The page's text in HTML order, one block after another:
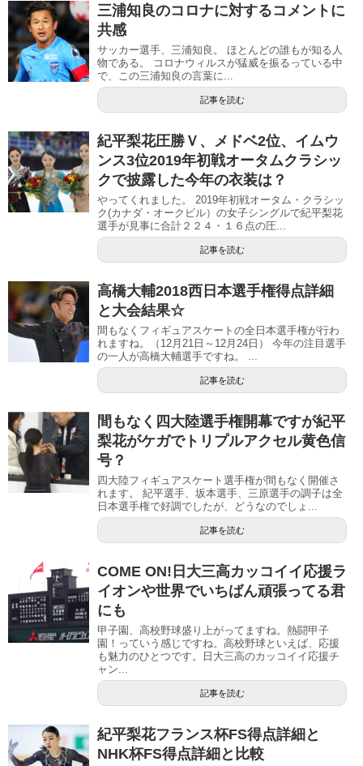
三浦知良のコロナに対するコメントに
共感
サッカー選手、三浦知良。 ほとんどの誰もが知る人
物である。 コロナウィルスが猛威を振るっている中
で、この三浦知良の言葉に...
記事を読む
紀平梨花圧勝Ｖ、メドベ2位、イムウ
ンス3位2019年初戦オータムクラシッ
クで披露した今年の衣装は？
やってくれました。 2019年初戦オータム・クラシッ
ク(カナダ・オークビル）の女子シングルで紀平梨花
選手が見事に合計２２４・１６点の圧...
記事を読む
高橋大輔2018西日本選手権得点詳細
と大会結果☆
間もなくフィギュアスケートの全日本選手権が行わ
れますね。（12月21日～12月24日） 今年の注目選手
の一人が高橋大輔選手ですね。 ...
記事を読む
間もなく四大陸選手権開幕ですが紀平
梨花がケガでトリプルアクセル黄色信
号？
四大陸フィギュアスケート選手権が間もなく開催さ
れます。 紀平選手、坂本選手、三原選手の調子は全
日本選手権で好調でしたが、どうなのでしょ...
記事を読む
COME ON!日大三高カッコイイ応援ラ
イオンや世界でいちばん頑張ってる君
にも
甲子園、高校野球盛り上がってますね。熱闘甲子
園！っていう感じですね。高校野球といえば、応援
も魅力のひとつです。日大三高のカッコイイ応援チ
ャン...
記事を読む
紀平梨花フランス杯FS得点詳細と
NHK杯FS得点詳細と比較